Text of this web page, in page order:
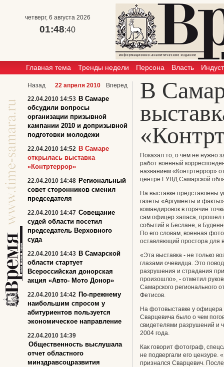
четверг, 6 августа 2026
01:48:40
Главная тема Тренды недели Персона Власть
В
Показал то, о чем не нужно
работ военный
названием «Контртеррор»
центре ГУВД Самарской
На выставке представлены
газеты «Аргументы и
командировок в горячие
сам офицер запаса, прошел
событий в Беслане, в
По его словам, военная
оставляющий простора для
«Эта выставка - не только
глазами очевидца. Это
разрушения и страдания
произошло», - отметил
Самарского регионального
Фетисов.
На фотовыставке у офицера
Сварцевича было о чем
свидетелями разрушений и
2004 года.
Как говорит фотограф,
не подвергали его цензуре.
признался Сварцевич.
Назад 22 апреля 2010
Вперед
22.04.2010 14:53 В Самаре
обсудили вопросы
организации призывной
кампании 2010 и допризывной
подготовки молодежи
22.04.2010 14:52 В Самаре
открылась выставка
«Контртеррор»
22.04.2010 14:48 Региональный
совет сторонников сменил
председателя
22.04.2010 14:47 Совещание
судей области посетил
председатель Верховного
суда
22.04.2010 14:43 В Самарской
области стартует
Всероссийская донорская
акция «Авто- Мото Донор»
22.04.2010 14:42 По-прежнему
наибольшим спросом у
абитуриентов пользуется
экономическое направление
22.04.2010 14:39
Общественность выслушала
отчет областного
минздравсоцразвития